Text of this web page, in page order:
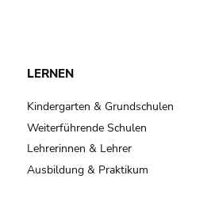
LERNEN
Kindergarten & Grundschulen
Weiterführende Schulen
Lehrerinnen & Lehrer
Ausbildung & Praktikum